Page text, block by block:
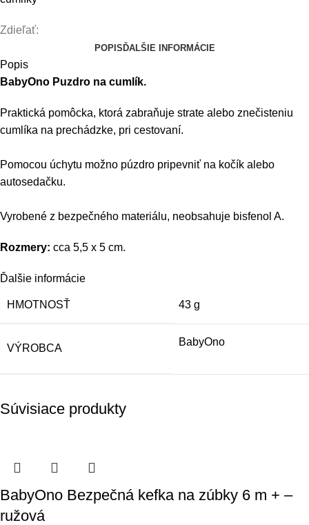
Nursing
-
Zdieľať:
POPISĎALŠIE INFORMÁCIE
Popis
BabyOno Puzdro na cumlík.
Praktická pomôcka, ktorá zabraňuje strate alebo znečisteniu
cumlíka na prechádzke, pri cestovaní.
Pomocou úchytu možno púzdro pripevniť na kočík alebo
autosedačku.
Vyrobené z bezpečného materiálu, neobsahuje bisfenol A.
Rozmery: cca 5,5 x 5 cm.
Ďalšie informácie
HMOTNOSŤ 43 g
VÝROBCA
BabyOno
Súvisiace produkty
BabyOno Bezpečná kefka na zúbky 6 m + –
ružová